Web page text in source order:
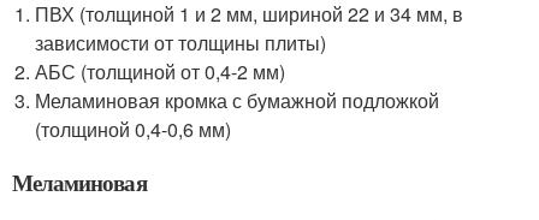
ПВХ (толщиной 1 и 2 мм, шириной 22 и 34 мм, в
зависимости от толщины плиты)
АБС (толщиной от 0,4-2 мм)
Меламиновая кромка с бумажной подложкой
(толщиной 0,4-0,6 мм)
Меламиновая